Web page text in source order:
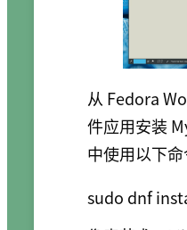
从 Fedora
件应用安装
中使用以下命
sudo dnf